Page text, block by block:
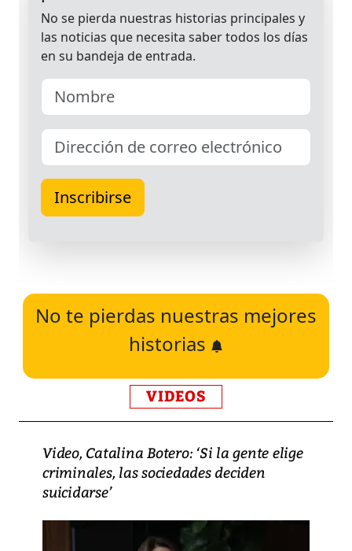
No te pierdas nuestras mejores
historias
VIDEOS
Video, Catalina Botero: ‘Si la gente elige
criminales, las sociedades deciden
suicidarse’